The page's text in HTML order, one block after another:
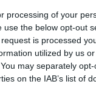
processing of your
the below opt-out
is processed
utilized by us
may separately
on the IAB’s list of
au avut 2-0,
Gabi Mureșan
de la „U”, a
de la FC